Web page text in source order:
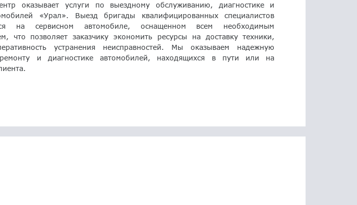
оказывает услуги по выездному обслуживанию, диагностике и
«Урал». Выезд бригады квалифицированных специалистов
на сервисном автомобиле, оснащенном всем необходимым
что позволяет заказчику экономить ресурсы на доставку техники,
устранения неисправностей. Мы оказываем надежную
и диагностике автомобилей, находящихся в пути или на